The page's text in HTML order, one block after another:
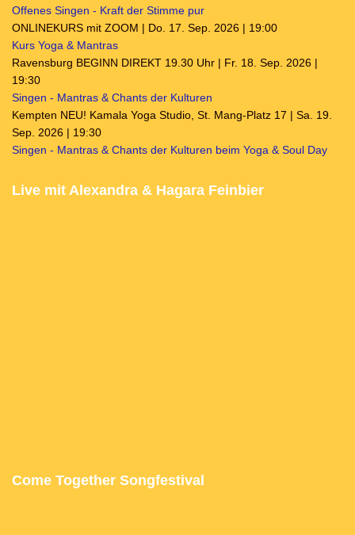
Offenes Singen - Kraft der Stimme pur
ONLINEKURS mit ZOOM | Do. 17. Sep. 2026 | 19:00
Kurs Yoga & Mantras
Ravensburg BEGINN DIREKT 19.30 Uhr | Fr. 18. Sep. 2026 |
19:30
Singen - Mantras & Chants der Kulturen
Kempten NEU! Kamala Yoga Studio, St. Mang-Platz 17 | Sa. 19.
Sep. 2026 | 19:30
Singen - Mantras & Chants der Kulturen beim Yoga & Soul Day
Live mit Alexandra & Hagara Feinbier
Come Together Songfestival